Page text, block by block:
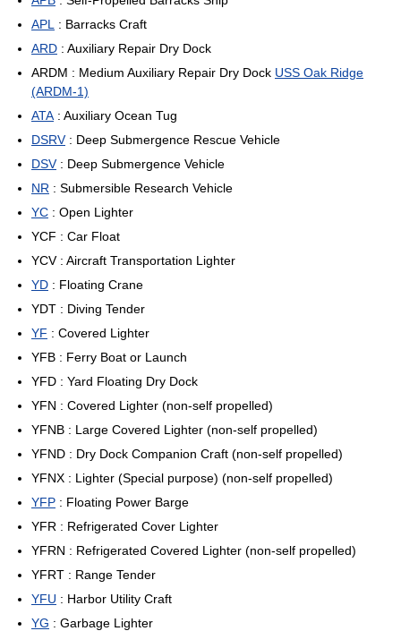
APL
: Barracks Craft
ARD : Auxiliary Repair Dry Dock
ARDM : Medium Auxiliary Repair Dry Dock USS Oak Ridge
(ARDM-1)
ATA : Auxiliary Ocean Tug
DSRV: Deep Submergence Rescue Vehicle
DSV: Deep Submergence Vehicle
NR : Submersible Research Vehicle
YC : Open Lighter
YCF : Car Float
YCV : Aircraft Transportation Lighter
YD : Floating Crane
YDT : Diving Tender
YF : Covered Lighter
YFB : Ferry Boat or Launch
YFD : Yard Floating Dry Dock
YFN : Covered Lighter (non-self propelled)
YFNB : Large Covered Lighter (non-self propelled)
YFND : Dry Dock Companion Craft (non-self propelled)
YFNX : Lighter (Special purpose) (non-self propelled)
YFP : Floating Power Barge
YFR : Refrigerated Cover Lighter
YFRN : Refrigerated Covered Lighter (non-self propelled)
YFRT : Range Tender
YFU : Harbor Utility Craft
YG : Garbage Lighter